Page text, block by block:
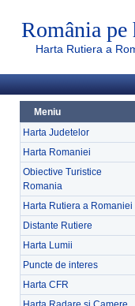
România pe
Harta Rutiera a
Meniu
Harta Judetelor
Harta Romaniei
Obiective Turistice
Romania
Harta Rutiera a Romaniei
Distante Rutiere
Harta Lumii
Puncte de interes
Harta CFR